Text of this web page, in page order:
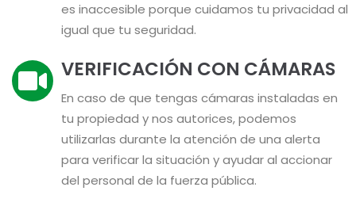
es inaccesible porque cuidamos tu privacidad al
igual que tu seguridad.
VERIFICACIÓN CON CÁMARAS
En caso de que tengas cámaras instaladas en
tu propiedad y nos autorices, podemos
utilizarlas durante la atención de una alerta
para verificar la situación y ayudar al accionar
del personal de la fuerza pública.